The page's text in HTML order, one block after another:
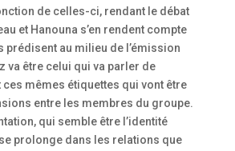
de celles-ci, rendant le débat
et Hanouna s’en rendent compte
prédisent au milieu de l’émission
va être celui qui va parler de
ces mêmes étiquettes qui vont être
entre les membres du groupe.
qui semble être l’identité
prolonge dans les relations que